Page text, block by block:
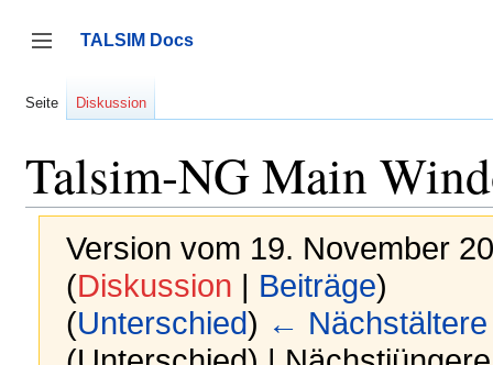
springen
Seitenleiste umschalten
TALSIM Docs
Seite Diskussion
Talsim-NG Main
Version vom 19. November
(Diskussion Beiträge)
(Unterschied) ← Nächstältere